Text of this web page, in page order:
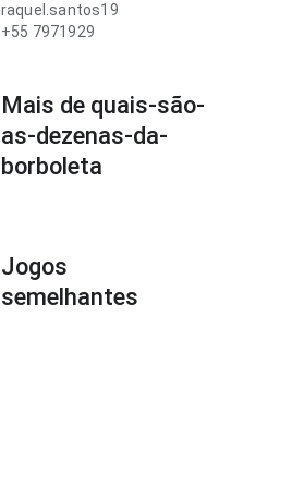
raquel.santos19
+55 7971929
Mais de quais-são-
as-dezenas-da-
borboleta
Jogos
semelhantes